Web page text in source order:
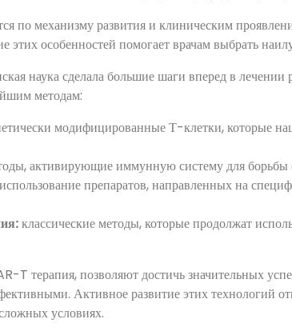
по механизму развития и клиническим
этих особенностей помогает врачам выбрать
наука сделала большие шаги вперед в
методам:
модифицированные Т-клетки, которые
активирующие иммунную систему для борьбы
использование препаратов, направленных на
классические методы, которые продолжат
T терапия, позволяют достичь значительных
Активное развитие этих технологий
условиях.